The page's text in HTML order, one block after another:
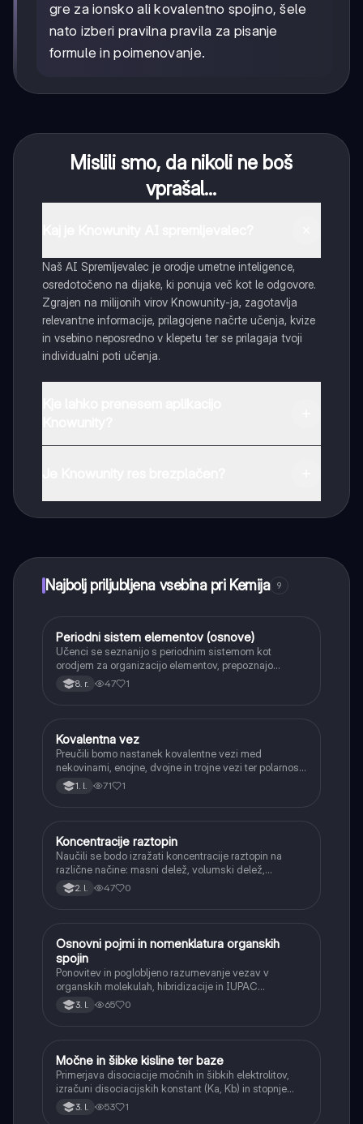
gre za ionsko ali kovalentno spojino, šele
nato izberi pravilna pravila za pisanje
formule in poimenovanje.
Mislili smo, da nikoli ne boš
vprašal...
Naš AI Spremljevalec je orodje umetne inteligence,
osredotočeno na dijake, ki ponuja več kot le odgovore.
Zgrajen na milijonih virov Knowunity-ja, zagotavlja
relevantne informacije, prilagojene načrte učenja, kvize
in vsebino neposredno v klepetu ter se prilagaja tvoji
individualni poti učenja.
Najbolj priljubljena vsebina pri Kemija 9
Kemija
Periodni sistem elementov (osnove)
Učenci se seznanijo s periodnim sistemom kot
orodjem za organizacijo elementov, prepoznajo
periode in skupine ter razliko med kovinami in
nekovinami.
8. r. 47 1
Kemija
Kovalentna vez
Preučili bomo nastanek kovalentne vezi med
nekovinami, enojne, dvojne in trojne vezi ter polarnost
vezi.1. l. 71 1
Kemija
Koncentracije raztopin
Naučili se bodo izražati koncentracije raztopin na
različne načine: masni delež, volumski delež,
množinska koncentracija in masna koncentracija.
2. l. 47 0
Kemija
Osnovni pojmi in nomenklatura organskih
spojin
Ponovitev in poglobljeno razumevanje vezav v
organskih molekulah, hibridizacije in IUPAC
nomenklature za kompleksnejše spojine.
3. l. 65 0
Kemija
Močne in šibke kisline ter baze
Primerjava disociacije močnih in šibkih elektrolitov,
izračuni disociacijskih konstant (Ka, Kb) in stopnje
disociacije.
3. l. 53 1